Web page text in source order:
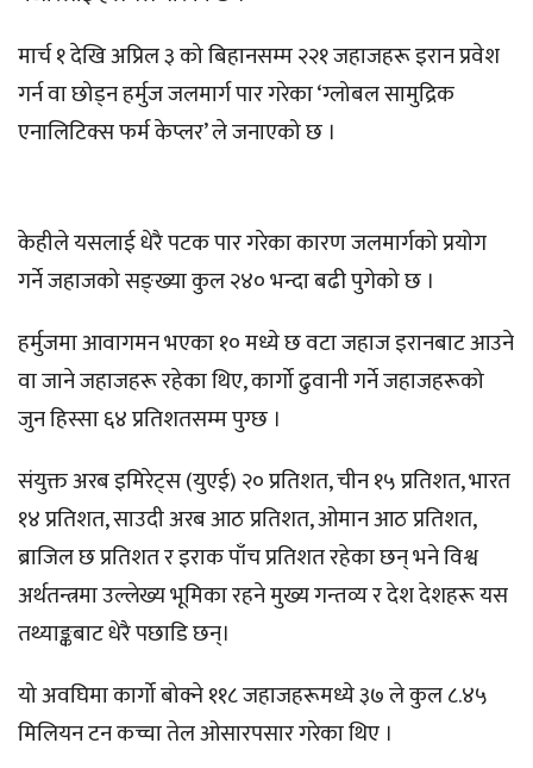
मार्च १ देखि अप्रिल ३ को बिहानसम्म २२१ जहाजहरू इरान प्रवेश
गर्न वा छोड्न हर्मुज जलमार्ग पार गरेका ‘ग्लोबल सामुद्रिक
एनालिटिक्स फर्म केप्लर’ ले जनाएको छ ।
केहीले यसलाई धेरै पटक पार गरेका कारण जलमार्गको प्रयोग
गर्ने जहाजको सङ्ख्या कुल २४० भन्दा बढी पुगेको छ ।
हर्मुजमा आवागमन भएका १० मध्ये छ वटा जहाज इरानबाट आउने
वा जाने जहाजहरू रहेका थिए, कार्गो ढुवानी गर्ने जहाजहरूको
जुन हिस्सा ६४ प्रतिशतसम्म पुग्छ ।
संयुक्त अरब इमिरेट्स (युएई) २० प्रतिशत, चीन १५ प्रतिशत, भारत
१४ प्रतिशत, साउदी अरब आठ प्रतिशत, ओमान आठ प्रतिशत,
ब्राजिल छ प्रतिशत र इराक पाँच प्रतिशत रहेका छन् भने विश्व
अर्थतन्त्रमा उल्लेख्य भूमिका रहने मुख्य गन्तव्य र देश देशहरू यस
तथ्याङ्कबाट धेरै पछाडि छन्।
यो अवघिमा कार्गो बोक्ने ११८ जहाजहरूमध्ये ३७ ले कुल ८.४५
मिलियन टन कच्चा तेल ओसारपसार गरेका थिए ।